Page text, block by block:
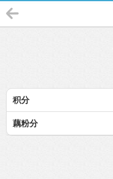
积分
藕粉分